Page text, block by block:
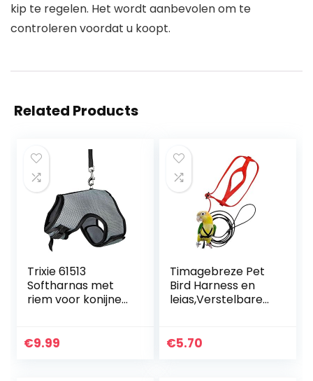
kip te regelen. Het wordt aanbevolen om te
controleren voordat u koopt.
Related Products
Trixie 61513
Softharnas met
riem voor konijnen,
gesorteerd)
€9.99
Timagebreze Pet
Bird Harness en
leias,Verstelbare
– Pet Anti-Bite
€5.70